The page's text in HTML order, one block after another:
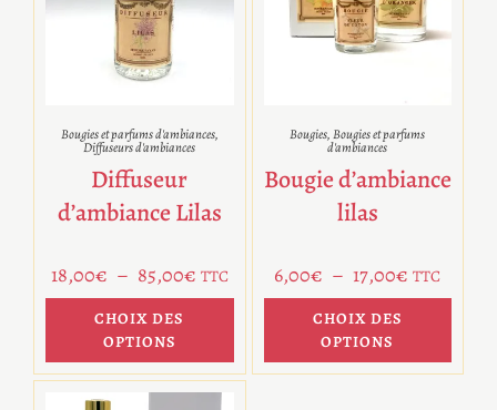
Bougies et parfums d'ambiances,
Diffuseurs d'ambiances
Diffuseur
d’ambiance Lilas
18,00€ – 85,00€ TTC
CHOIX DES
OPTIONS
Bougies,Bougies et parfums
d'ambiances
Bougie d’ambiance
lilas
6,00€ – 17,00€ TTC
CHOIX DES
OPTIONS